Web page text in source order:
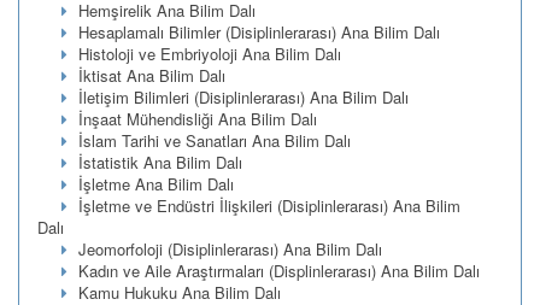
Hemşirelik Ana Bilim Dalı
Hesaplamalı Bilimler (Disiplinlerarası) Ana Bilim Dalı
Histoloji ve Embriyoloji Ana Bilim Dalı
İktisat Ana Bilim Dalı
İletişim Bilimleri (Disiplinlerarası) Ana Bilim Dalı
İnşaat Mühendisliği Ana Bilim Dalı
İslam Tarihi ve Sanatları Ana Bilim Dalı
İstatistik Ana Bilim Dalı
İşletme Ana Bilim Dalı
İşletme ve Endüstri İlişkileri (Disiplinlerarası) Ana Bilim
Dalı
Jeomorfoloji (Disiplinlerarası) Ana Bilim Dalı
Kadın ve Aile Araştırmaları (Displinlerarası) Ana Bilim Dalı
Kamu Hukuku Ana Bilim Dalı